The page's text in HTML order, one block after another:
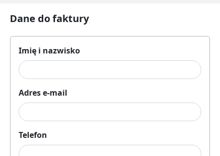
Dane do faktury
Imię i nazwisko
Adres e-mail
Telefon